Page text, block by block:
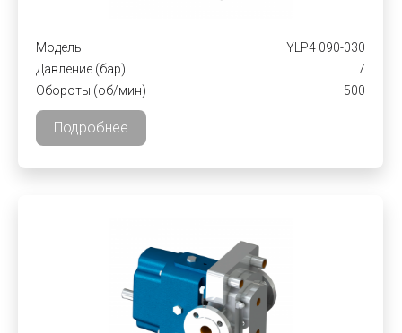
Модель
YLP4 090-030
Давление (бар)
7
Обороты (об/мин)
500
Подробнее